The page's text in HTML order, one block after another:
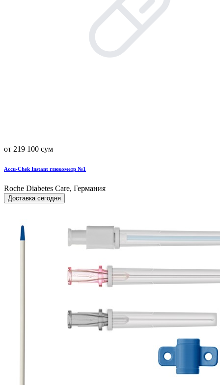
от 219 100 сум
Accu-Chek Instant глюкометр №1
Roche Diabetes Care, Германия
Доставка сегодня